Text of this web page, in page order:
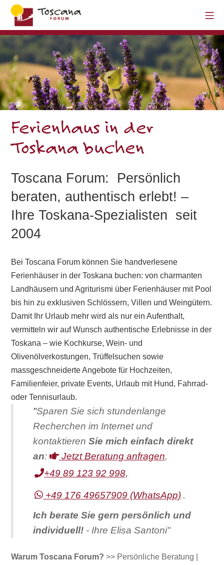
Ferienhaus in der
Toskana buchen
Toscana Forum: Persönlich
beraten, authentisch erlebt! –
Ihre Toskana-Spezialisten seit
2004
Bei Toscana Forum können Sie handverlesene
Ferienhäuser in der Toskana buchen: von charmanten
Landhäusern und Agriturismi über Ferienhäuser mit Pool
bis hin zu exklusiven Schlössern, Villen und Weingütern.
Damit Ihr Urlaub mehr wird als nur ein Aufenthalt,
vermitteln wir auf Wunsch authentische Erlebnisse in der
Toskana – wie Kochkurse, Wein- und
Olivenölverkostungen, Trüffelsuchen sowie
massgeschneiderte Angebote für Hochzeiten,
Familienfeier, private Events, Urlaub mit Hund, Fahrrad-
oder Tennisurlaub.
"Sparen Sie sich stundenlange
Recherchen im Internet und
kontaktieren Sie mich einfach direkt
an: Jetzt Beratung anfragen,
+49 89 123 92 998,
+49 176 49657909 (WhatsApp) .
Ich berate Sie gern persönlich und
individuell!- Ihre Elisa Santoni"
Warum Toscana Forum?>> Persönliche Beratung |